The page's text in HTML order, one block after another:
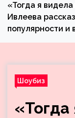
«Тогда я
Ивлеева
популярности
Шоубиз
«Тогда